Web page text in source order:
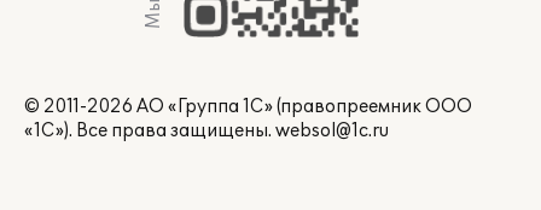
© 2011-2026 АО «Группа 1С» (правопреемник ООО
«1С»). Все права защищены. websol@1c.ru